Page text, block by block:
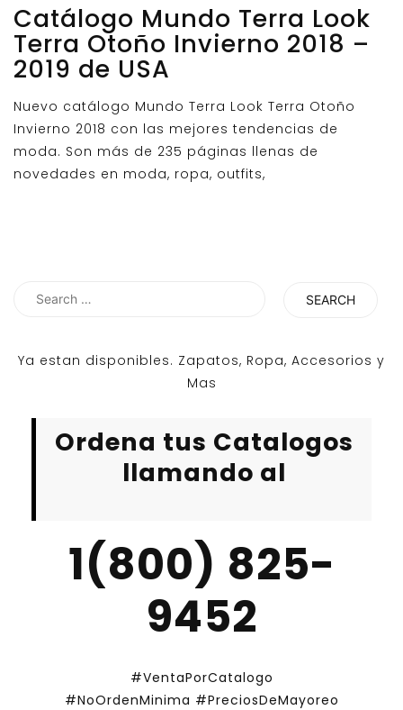
Catálogo Mundo Terra Look
Terra Otoño Invierno 2018 –
2019 de USA
Nuevo catálogo Mundo Terra Look Terra Otoño
Invierno 2018 con las mejores tendencias de
moda. Son más de 235 páginas llenas de
novedades en moda, ropa, outfits,
Search
Ya estan disponibles. Zapatos, Ropa, Accesorios y
Mas
Ordena tus Catalogos
llamando al
1(800) 825-
9452
#VentaPorCatalogo
#NoOrdenMinima #PreciosDeMayoreo